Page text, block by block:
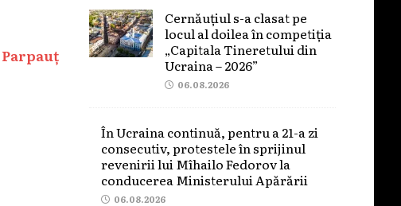
Cernăuțiul s-a clasat pe
locul al doilea în competiția
„Capitala Tineretului din
Ucraina – 2026”
06.08.2026
În Ucraina continuă, pentru a 21-a zi
consecutiv, protestele în sprijinul
revenirii lui Mîhailo Fedorov la
conducerea Ministerului Apărării
06.08.2026